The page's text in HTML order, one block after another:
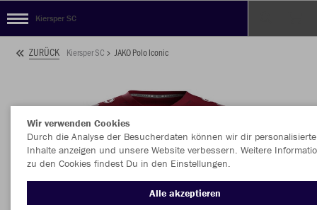
Kiersper SC
ZURÜCK Kiersper SC JAKO Polo Iconic
Wir verwenden Cookies
Durch die Analyse der Besucherdaten können wir dir personalisierte
Inhalte anzeigen und unsere Website verbessern. Weitere
zu den Cookies findest Du in den Einstellungen.
Alle akzeptieren